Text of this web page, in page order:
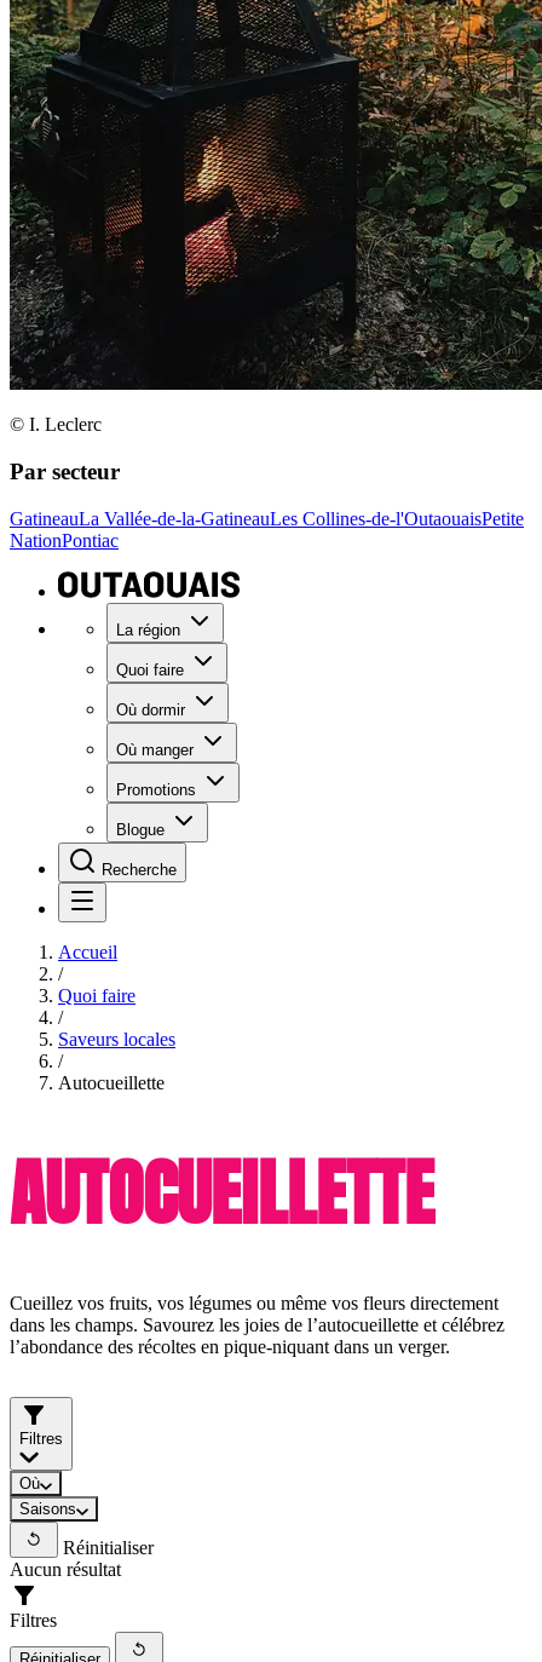
© I. Leclerc
Par secteur
GatineauLa Vallée-de-la-GatineauLes Collines-de-l'OutaouaisPetite
NationPontiac
La région
Quoi faire
Où dormir
Où manger
Promotions
Blogue
Recherche
Accueil
/
Quoi faire
/
Saveurs locales
/
Autocueillette
AUTOCUEILLETTE
Cueillez vos fruits, vos légumes ou même vos fleurs directement
dans les champs. Savourez les joies de l’autocueillette et célébrez
l’abondance des récoltes en pique-niquant dans un verger.
Filtres
Où
Saisons
Réinitialiser
Aucun résultat
Filtres